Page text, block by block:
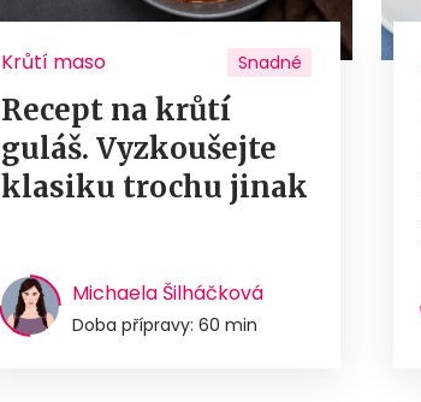
Krůtí maso Snadné
Recept na krůtí
guláš. Vyzkoušejte
klasiku trochu jinak
Michaela Šilháčková
Doba přípravy: 60 min